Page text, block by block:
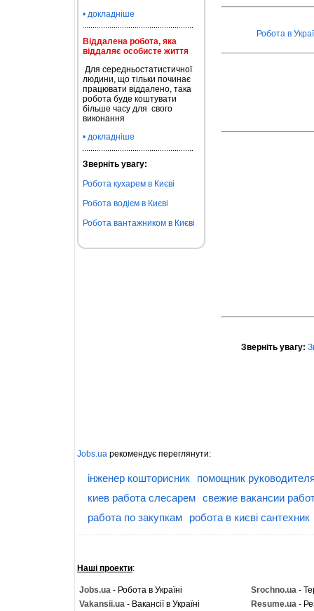
• докладніше
Віддалена робота, яка
віддаляє особисте життя
Для середньостатистичної
людини, що тільки починає
працювати віддалено, така
робота буде коштувати
більше часу для свого
виконання
• докладніше
Зверніть увагу:
Робота кухарем в Києві
Робота водієм в Києві
Робота вантажником в Києві
Робота в
Зверніть увагу:
Jobs.ua рекомендує переглянути:
інженер кошторисник
помощник
киев работа слесарем свежие вакансии
работа по закупкам
робота в києві сантехник
Наші проекти:
Jobs.ua - Робота в Україні Srochno.ua -
Vakansii.ua - Вакансії в Україні Resume.ua -